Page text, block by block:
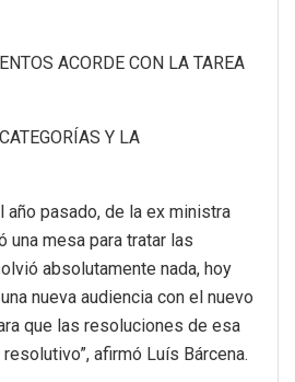
ACORDE CON LA TAREA
Y LA
año pasado, de la ex ministra
una mesa para tratar las
absolutamente nada, hoy
nueva audiencia con el nuevo
que las resoluciones de esa
afirmó Luís Bárcena.